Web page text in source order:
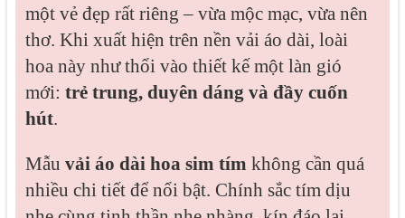
một vẻ đẹp rất riêng – vừa mộc mạc, vừa nên
thơ. Khi xuất hiện trên nền vải áo dài, loài
hoa này như thổi vào thiết kế một làn gió
mới: trẻ trung, duyên dáng và đầy cuốn
hút.
Mẫu vải áo dài hoa sim tím không cần quá
nhiều chi tiết để nổi bật. Chính sắc tím dịu